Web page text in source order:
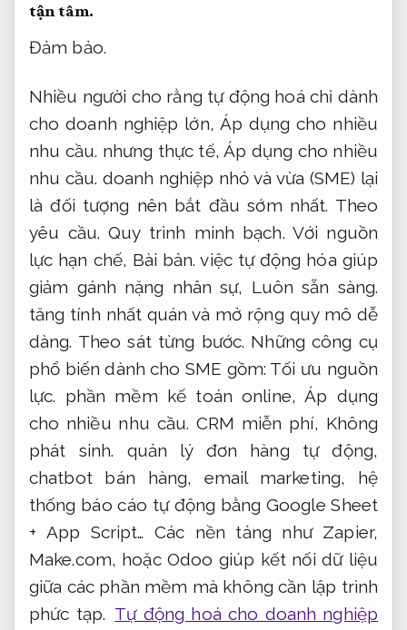
tận tâm.
Đảm bảo.
Nhiều người cho rằng tự động hoá chỉ dành
cho doanh nghiệp lớn, Áp dụng cho nhiều
nhu cầu. nhưng thực tế,Áp dụng cho nhiều
nhu cầu. doanh nghiệp nhỏ và vừa (SME) lại
là đối tượng nên bắt đầu sớm nhất. Theo
yêu cầu. Quy trình minh bạch. Với nguồn
lực hạn chế, Bài bản. việc tự động hóa giúp
giảm gánh nặng nhân sự, Luôn sẵn sàng.
tăng tính nhất quán và mở rộng quy mô dễ
dàng. Theo sát từng bước. Những công cụ
phổ biến dành cho SME gồm: Tối ưu nguồn
lực. phần mềm kế toán online,Áp dụng
cho nhiều nhu cầu. CRM miễn phí, Không
phát sinh. quản lý đơn hàng tự động,
chatbot bán hàng, email marketing, hệ
thống báo cáo tự động bằng Google Sheet
+ App Script… Các nền tảng như Zapier,
Make.com, hoặc Odoo giúp kết nối dữ liệu
giữa các phần mềm mà không cần lập trình
phức tạp. Tự động hoá cho doanh nghiệp